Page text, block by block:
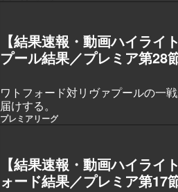
【結果速報・動画ハイライ
プール結果／プレミア第28
ワトフォード対リヴァプールの一
届けする。
プレミアリーグ
【結果速報・動画ハイライ
ォード結果／プレミア第17